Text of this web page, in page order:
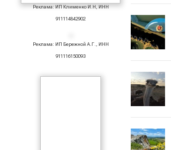
Реклама: ИП Клименко И.Н, ИНН
911114842902
Реклама: ИП Бережной А.Г., ИНН
911116150093